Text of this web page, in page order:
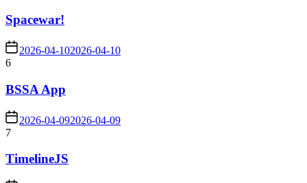
Spacewar!
2026-04-102026-04-10
6
BSSA App
2026-04-092026-04-09
7
TimelineJS